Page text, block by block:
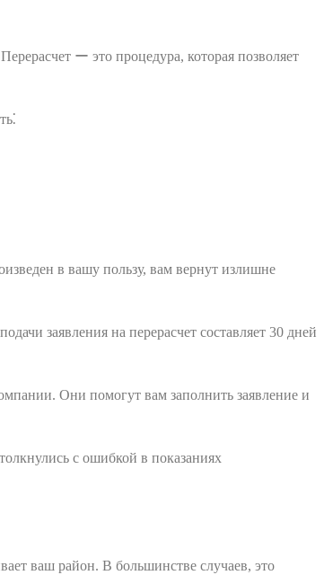
ー это процедура, которая позволяет
в вашу пользу, вам вернут излишне
заявления на перерасчет составляет 30 дней
Они помогут вам заполнить заявление и
с ошибкой в показаниях
ваш район. В большинстве случаев, это